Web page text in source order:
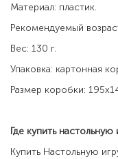
Материал: пластик.
Рекомендуемый
Вес: 130 г.
Упаковка: картонная
Размер коробки:
Где купить настольную
Купить Настольную